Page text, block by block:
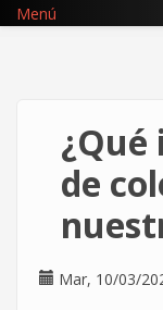
Pasar
Menú
de
Mar, 10/03/